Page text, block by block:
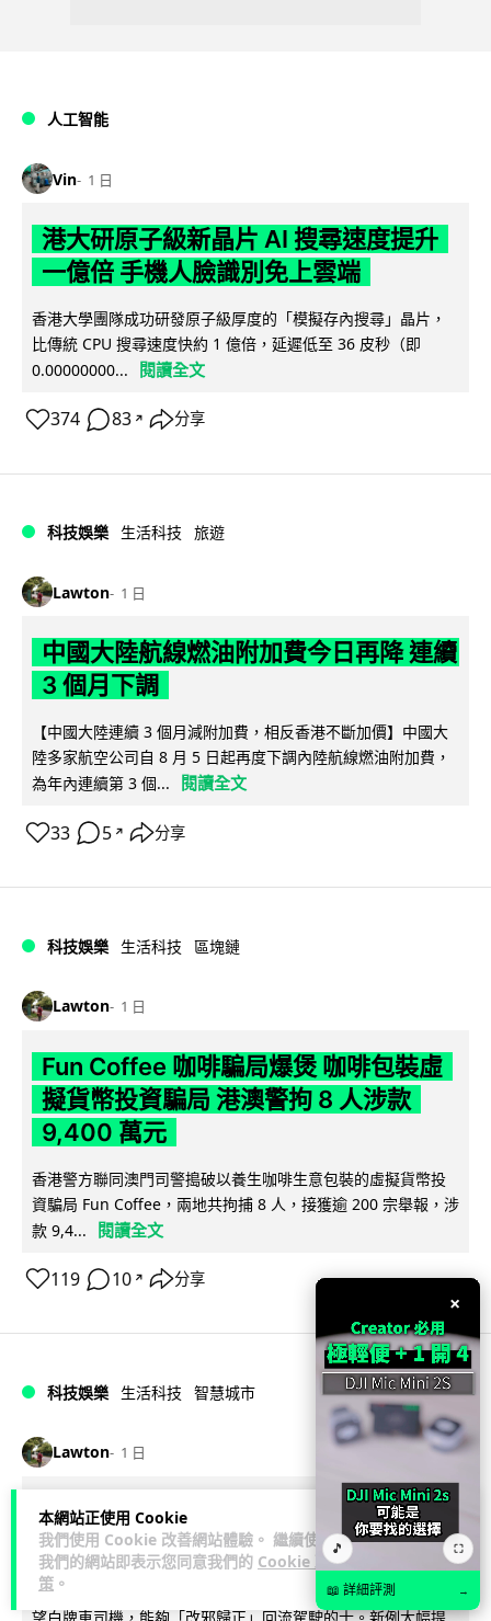
本網站正使用 Cookie
我們使用 Cookie 改善網站體驗。 繼續使用
我們的網站即表示您同意我們的 Cookie 政
策 。
人工智能
Vin 1 日
港大研原子級新晶片 AI 搜尋速度提升
一億倍 手機人臉識別免上雲端
香港大學團隊成功研發原子級厚度的「模擬存內搜尋」晶片，
比傳統 CPU 搜尋速度快約 1 億倍，延遲低至 36 皮秒（即
0.00000000...
閱讀全文
374 83 ↗ 分享
科技娛樂 生活科技 旅遊
Lawton 1 日
中國大陸航線燃油附加費今日再降 連續
3 個月下調
【中國大陸連續 3 個月減附加費，相反香港不斷加價】中國大
陸多家航空公司自 8 月 5 日起再度下調內陸航線燃油附加費，
為年內連續第 3 個...
閱讀全文
33 5 ↗ 分享
科技娛樂 生活科技 區塊鏈
Lawton 1 日
Fun Coffee 咖啡騙局爆煲 咖啡包裝虛
擬貨幣投資騙局 港澳警拘 8 人涉款
9,400 萬元
香港警方聯同澳門司警搗破以養生咖啡生意包裝的虛擬貨幣投
資騙局 Fun Coffee，兩地共拘捕 8 人，接獲逾 200 宗舉報，涉
款 9,4...
閱讀全文
119 10 ↗ 分享
科技娛樂 生活科技 智慧城市
Lawton 1 日
網約車條例生效 有司機暫時停工避風頭
的士業界籲白牌 "改邪歸正"
規管網約車法例大部分條文已於 8 月 3 日生效，的士業界就期
望白牌車司機，能夠「改邪歸正」回流駕駛的士。新例大幅提
×
🎵 ⛶
📖 詳細評測 →